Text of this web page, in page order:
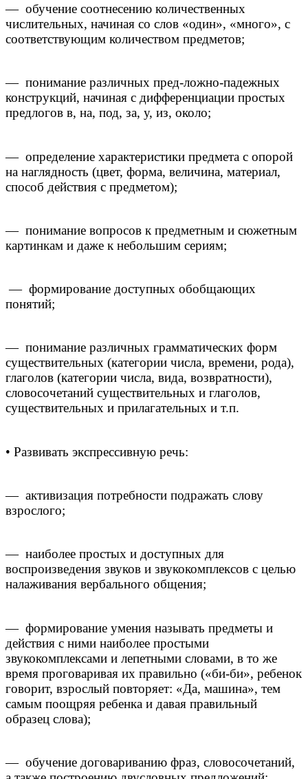
— обучение соотнесению количественных
числительных, начиная со слов «один», «много», с
соответствующим количеством предметов;
— понимание различных пред-ложно-падежных
конструкций, начиная с дифференциации простых
предлогов в, на, под, за, у, из, около;
— определение характеристики предмета с опорой
на наглядность (цвет, форма, величина, материал,
способ действия с предметом);
— понимание вопросов к предметным и сюжетным
картинкам и даже к небольшим сериям;
— формирование доступных обобщающих
понятий;
— понимание различных грамматических форм
существительных (категории числа, времени, рода),
глаголов (категории числа, вида, возвратности),
словосочетаний существительных и глаголов,
существительных и прилагательных и т.п.
• Развивать экспрессивную речь:
— активизация потребности подражать слову
взрослого;
— наиболее простых и доступных для
воспроизведения звуков и звукокомплексов с целью
налаживания вербального общения;
— формирование умения называть предметы и
действия с ними наиболее простыми
звукокомплексами и лепетными словами, в то же
время проговаривая их правильно («би-би», ребенок
говорит, взрослый повторяет: «Да, машина», тем
самым поощряя ребенка и давая правильный
образец слова);
— обучение договариванию фраз, словосочетаний,